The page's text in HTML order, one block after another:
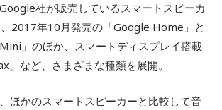
社が販売しているスマートスピーカ
2017年10月発売の「Google Home」と
」のほか、スマートディスプレイ搭載
など、さまざまな種類を展開。
ほかのスマートスピーカーと比較して音